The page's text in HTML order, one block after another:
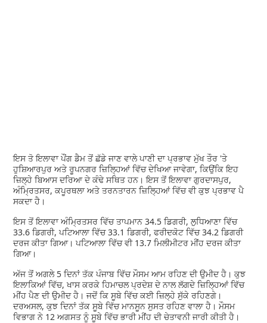
ਇਸ ਤੋ ਇਲਾਵਾ ਪੌਂਗ ਡੈਮ ਤੋਂ ਛੱਡੇ ਜਾਣ ਵਾਲੇ ਪਾਣੀ ਦਾ ਪ੍ਰਭਾਵ ਮੁੱਖ ਤੌਰ 'ਤੇ
ਹੁਸ਼ਿਆਰਪੁਰ ਅਤੇ ਰੂਪਨਗਰ ਜ਼ਿਲ੍ਹਿਆਂ ਵਿੱਚ ਦੇਖਿਆ ਜਾਵੇਗਾ, ਕਿਉਂਕਿ ਇਹ
ਜ਼ਿਲ੍ਹੇ ਬਿਆਸ ਦਰਿਆ ਦੇ ਕੰਢੇ ਸਥਿਤ ਹਨ। ਇਸ ਤੋਂ ਇਲਾਵਾ ਗੁਰਦਾਸਪੁਰ,
ਅੰਮ੍ਰਿਤਸਰ, ਕਪੂਰਥਲਾ ਅਤੇ ਤਰਨਤਾਰਨ ਜ਼ਿਲ੍ਹਿਆਂ ਵਿੱਚ ਵੀ ਕੁਝ ਪ੍ਰਭਾਵ ਪੈ
ਸਕਦਾ ਹੈ।
ਇਸ ਤੋਂ ਇਲਾਵਾ ਅੰਮ੍ਰਿਤਸਰ ਵਿੱਚ ਤਾਪਮਾਨ 34.5 ਡਿਗਰੀ, ਲੁਧਿਆਣਾ ਵਿੱਚ
33.6 ਡਿਗਰੀ, ਪਟਿਆਲਾ ਵਿੱਚ 33.1 ਡਿਗਰੀ, ਫਰੀਦਕੋਟ ਵਿੱਚ 34.2 ਡਿਗਰੀ
ਦਰਜ ਕੀਤਾ ਗਿਆ। ਪਟਿਆਲਾ ਵਿੱਚ ਵੀ 13.7 ਮਿਲੀਮੀਟਰ ਮੀਂਹ ਦਰਜ ਕੀਤਾ
ਗਿਆ।
ਅੱਜ ਤੋਂ ਅਗਲੇ 5 ਦਿਨਾਂ ਤੱਕ ਪੰਜਾਬ ਵਿੱਚ ਮੌਸਮ ਆਮ ਰਹਿਣ ਦੀ ਉਮੀਦ ਹੈ। ਕੁਝ
ਇਲਾਕਿਆਂ ਵਿੱਚ, ਖਾਸ ਕਰਕੇ ਹਿਮਾਚਲ ਪ੍ਰਦੇਸ਼ ਦੇ ਨਾਲ ਲੱਗਦੇ ਜ਼ਿਲ੍ਹਿਆਂ ਵਿੱਚ
ਮੀਂਹ ਪੈਣ ਦੀ ਉਮੀਦ ਹੈ। ਜਦੋਂ ਕਿ ਸੂਬੇ ਵਿੱਚ ਕਈ ਜ਼ਿਲ੍ਹੇ ਸੁੱਕੇ ਰਹਿਣਗੇ।
ਦਰਅਸਲ, ਕੁਝ ਦਿਨਾਂ ਤੱਕ ਸੂਬੇ ਵਿੱਚ ਮਾਨਸੂਨ ਸੁਸਤ ਰਹਿਣ ਵਾਲਾ ਹੈ। ਮੌਸਮ
ਵਿਭਾਗ ਨੇ 12 ਅਗਸਤ ਨੂੰ ਸੂਬੇ ਵਿੱਚ ਭਾਰੀ ਮੀਂਹ ਦੀ ਚੇਤਾਵਨੀ ਜਾਰੀ ਕੀਤੀ ਹੈ।